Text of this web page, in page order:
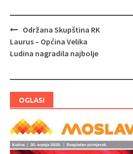
Navigacija
objava
Održana Skupština RK
Laurus – Općina Velika
Ludina nagradila najbolje
OGLASI